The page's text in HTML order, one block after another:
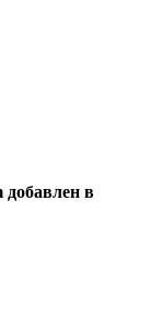
добавлен в